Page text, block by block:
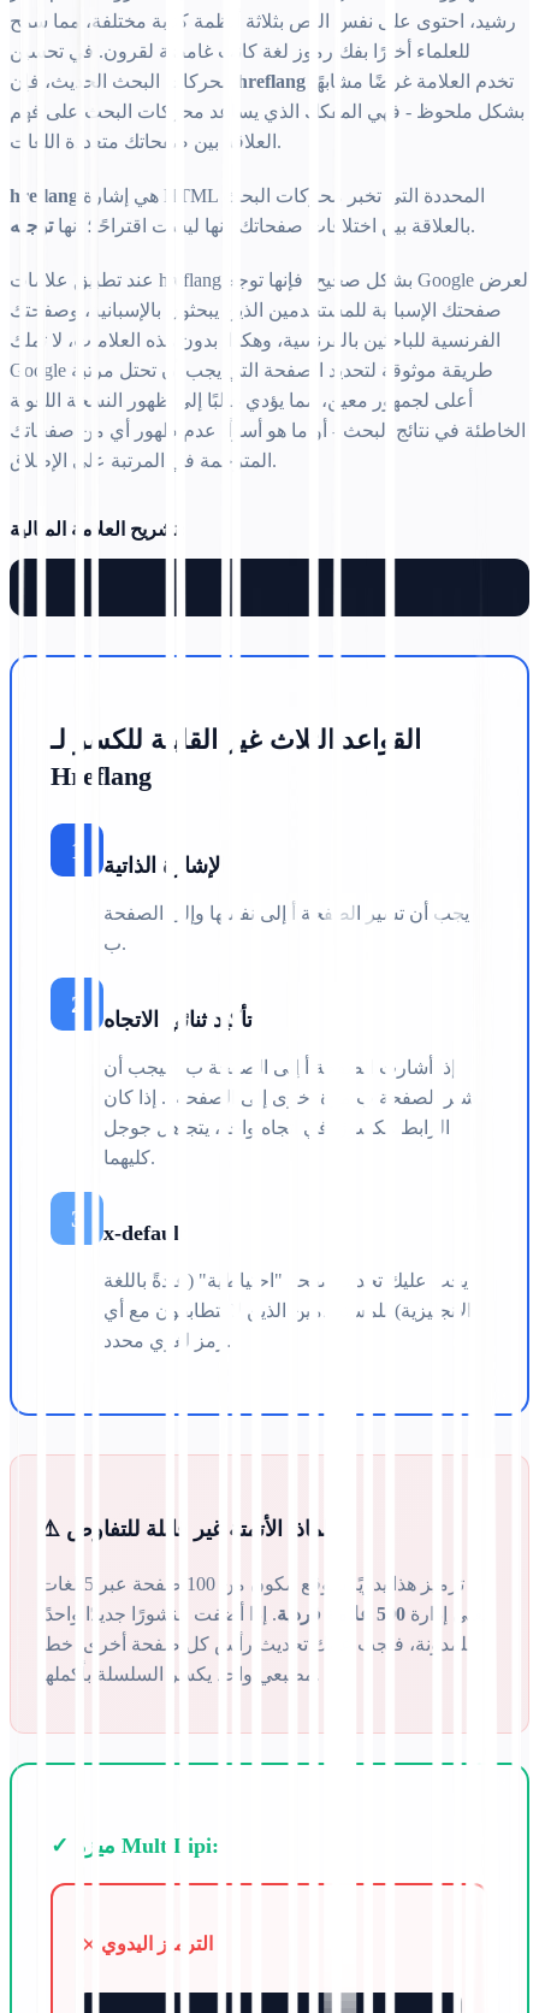
رشيد، احتوى على نفس النص بثلاثة أنظمة كتابة مختلفة، مما سمح
للعلماء أخيرًا بفك رموز لغة كانت غامضة لقرون. في تحسين
hreflang
بشكل ملحوظ - فهي المفكك الذي يساعد محركات البحث على فهم
العلاقة بين صفحاتك متعددة اللغات.
hreflang
بالعلاقة بين اختلافات صفحاتك. إنها ليست اقتراحًا؛ إنهاتوجيه .
عند تطبيق علامات hreflang بشكل صحيح، فإنها توجه Google لعرض
صفحتك الإسبانية للمستخدمين الذين يبحثون بالإسبانية، وصفحتك
الفرنسية للباحثين بالفرنسية، وهكذا. بدون هذه العلامات، لا تملك
Google طريقة موثوقة لتحديد الصفحة التي يجب أن تحتل مرتبة
أعلى لجمهور معين، مما يؤدي غالبًا إلى ظهور النسخة اللغوية
الخاطئة في نتائج البحث - أو ما هو أسوأ، عدم ظهور أي من صفحاتك
المترجمة في المرتبة على الإطلاق.
القواعد الثلاث غير القابلة للكسر لـ
Hreflang
1
الإشارة الذاتية
يجب أن تشير الصفحة أ إلى نفسها وإلى الصفحة
ب.
2
تأكيد ثنائي الاتجاه
إذا أشارت الصفحة أ إلى الصفحة ب، فيجب أن
تشير الصفحة ب مرة أخرى إلى الصفحة أ. إذا كان
الرابط مكسورًا في اتجاه واحد، يتجاهل جوجل
كليهما.
3
x-default
يجب عليك تحديد صفحة "احتياطية" (عادةً باللغة
الإنجليزية) للمستخدمين الذين لا يتطابقون مع أي
رمز لغوي محدد.
ترميز هذا يدويًا لموقع مكون من 100 صفحة عبر 5 لغات
يعني إدارة 500 علامة فردية
. إذا أضفت منشورًا جديدًا واحدًا
للمدونة، فيجب عليك تحديث رأس كل صفحة أخرى. خطأ
مطبعي واحد يكسر السلسلة بأكملها.
✓ ميزة MultiLipi:
الترميز اليدوي